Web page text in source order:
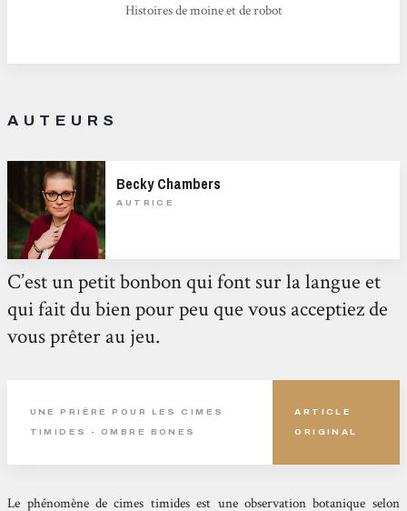
Histoires de moine et de robot
AUTEURS
Becky Chambers
AUTRICE
C’est un petit bonbon qui font sur la langue et
qui fait du bien pour peu que vous acceptiez de
vous prêter au jeu.
UNE PRIÈRE POUR LES CIMES
TIMIDES - OMBRE BONES
ARTICLE
ORIGINAL
Le phénomène de cimes timides est une observation botanique selon